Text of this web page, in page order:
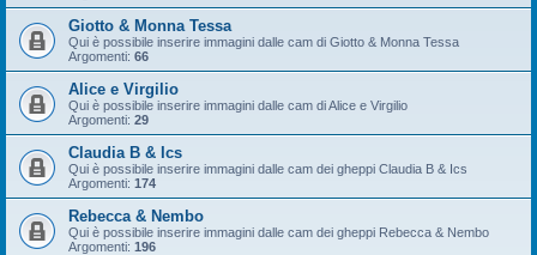
Giotto & Monna Tessa
Qui è possibile inserire immagini dalle cam di Giotto & Monna Tessa
Argomenti: 66
Alice e Virgilio
Qui è possibile inserire immagini dalle cam di Alice e Virgilio
Argomenti: 29
Claudia B & Ics
Qui è possibile inserire immagini dalle cam dei gheppi Claudia B & Ics
Argomenti: 174
Rebecca & Nembo
Qui è possibile inserire immagini dalle cam dei gheppi Rebecca & Nembo
Argomenti: 196